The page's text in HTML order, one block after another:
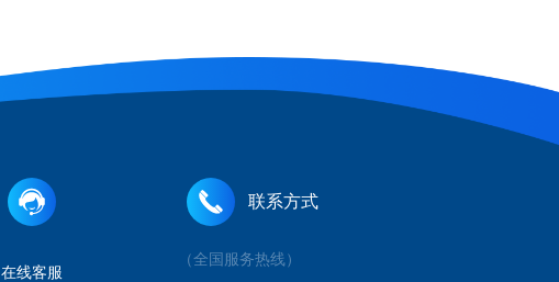
在线客服
联系方式
（全国服务热线）